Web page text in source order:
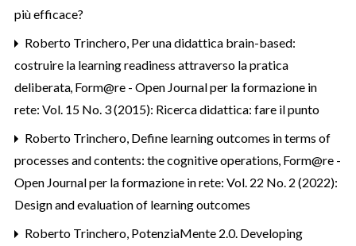
più efficace?
Roberto Trinchero, Per una didattica brain-based:
costruire la learning readiness attraverso la pratica
deliberata, Form@re - Open Journal per la formazione in
rete: Vol. 15 No. 3 (2015): Ricerca didattica: fare il punto
Roberto Trinchero, Define learning outcomes in terms of
processes and contents: the cognitive operations Form@re -
Open Journal per la formazione in rete: Vol. 22 No. 2 (2022):
Design and evaluation of learning outcomes
Roberto Trinchero, PotenziaMente 2.0. Developing